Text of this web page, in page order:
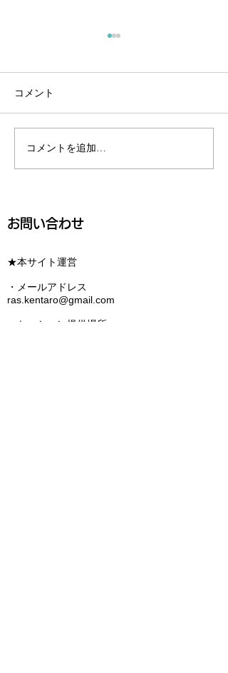
今後のイベント出展の予
定です
コメント
コメントを追加…
お問い合わせ
★本サイト運営
・メールアドレス
ras.kentaro@gmail.com
・セッション提供場所